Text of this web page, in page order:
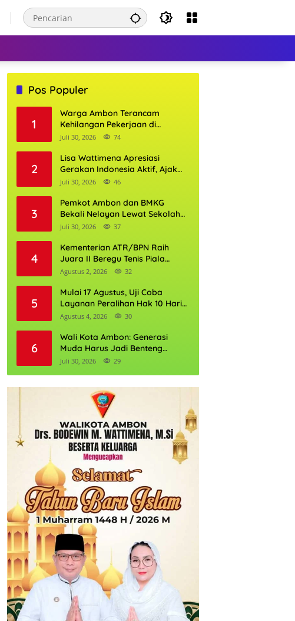
Pos Populer
1
Warga Ambon Terancam
Kehilangan Pekerjaan di
Bandara Pattimura, William
Utamakan Tenaga Kerja Lokal
Juli 30, 2026 74
2
Lisa Wattimena Apresiasi
Gerakan Indonesia Aktif, Ajak
Warga Ambon Semarakkan
Juli 30, 2026 46
3
Pemkot Ambon dan BMKG
Bekali Nelayan Lewat Sekolah
Lapang Cuaca, Wali Kota:
Prioritas
Juli 30, 2026 37
4
Kementerian ATR/BPN Raih
Juara II Beregu Tenis Piala
Gubernur DKI Jakarta 2026
Agustus 2, 2026 32
5
Mulai 17 Agustus, Uji Coba
Layanan Peralihan Hak 10 Hari
di 15 Kantor Pertanahan
Agustus 4, 2026 30
6
Wali Kota Ambon: Generasi
Muda Harus Jadi Benteng
Kognitif NKRI
Juli 30, 2026 29